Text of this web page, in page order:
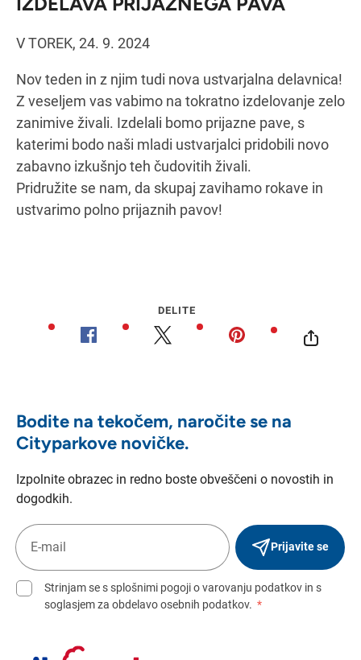
V TOREK, 24. 9. 2024
Nov teden in z njim tudi nova ustvarjalna delavnica!
Z veseljem vas vabimo na tokratno izdelovanje zelo
zanimive živali. Izdelali bomo prijazne pave, s
katerimi bodo naši mladi ustvarjalci pridobili novo
zabavno izkušnjo teh čudovitih živali.
Pridružite se nam, da skupaj zavihamo rokave in
ustvarimo polno prijaznih pavov!
DELITE
Bodite na tekočem, naročite se na
Cityparkove novičke.
Izpolnite obrazec in redno boste obveščeni o novostih in
dogodkih.
Prijavite se
Strinjam se s splošnimi pogoji o varovanju podatkov in s
soglasjem za obdelavo osebnih podatkov. *